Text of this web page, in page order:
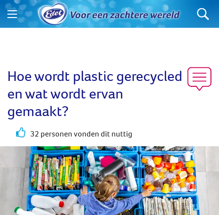
Hoe wordt plastic gerecycled
en wat wordt ervan
gemaakt?
32 personen vonden dit nuttig